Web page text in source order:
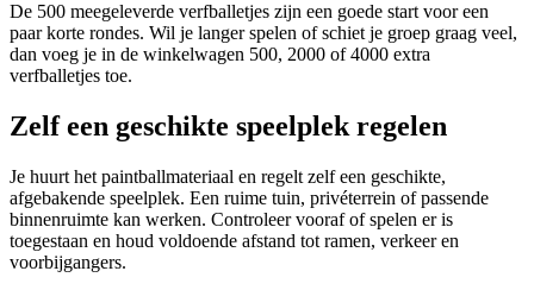
De 500 meegeleverde verfballetjes zijn een goede start voor een
paar korte rondes. Wil je langer spelen of schiet je groep graag veel,
dan voeg je in de winkelwagen 500, 2000 of 4000 extra
verfballetjes toe.
Zelf een geschikte speelplek regelen
Je huurt het paintballmateriaal en regelt zelf een geschikte,
afgebakende speelplek. Een ruime tuin, privéterrein of passende
binnenruimte kan werken. Controleer vooraf of spelen er is
toegestaan en houd voldoende afstand tot ramen, verkeer en
voorbijgangers.